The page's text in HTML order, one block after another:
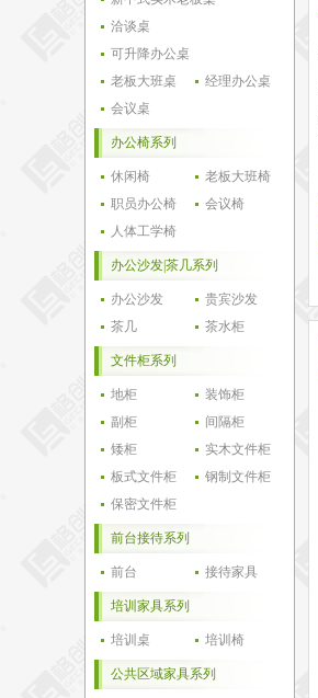
洽谈桌
可升降办公桌
老板大班桌
经理办公桌
会议桌
办公椅系列
休闲椅
老板大班椅
职员办公椅
会议椅
人体工学椅
办公沙发|茶几系列
办公沙发
贵宾沙发
茶几
茶水柜
文件柜系列
地柜
装饰柜
副柜
间隔柜
矮柜
实木文件柜
板式文件柜
钢制文件柜
保密文件柜
前台接待系列
前台 接待家具
培训家具系列
培训桌 培训椅
公共区域家具系列